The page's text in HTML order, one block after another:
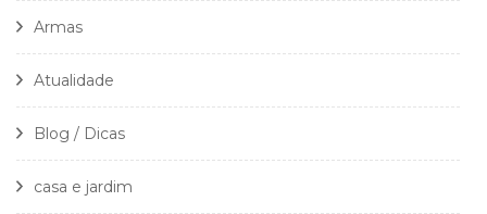
Armas
Atualidade
Blog / Dicas
casa e jardim